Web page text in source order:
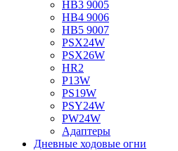
HB3 9005
HB4 9006
HB5 9007
PSX24W
PSX26W
HR2
P13W
PS19W
PSY24W
PW24W
Адаптеры
Дневные ходовые огни